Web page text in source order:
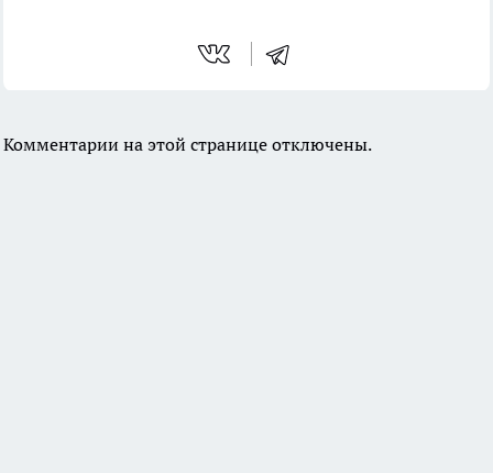
Комментарии на этой странице отключены.